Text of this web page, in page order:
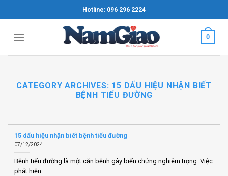
to
Hotline: 096 296 2224
0
CATEGORY ARCHIVES: 15 DẤU HIỆU NHẬN BIẾT
BỆNH TIỂU ĐƯỜNG
15 dấu hiệu nhận biết bệnh tiểu đường
07/12/2024
Bệnh tiểu đường là một căn bệnh gây biến chứng nghiêm trọng. Việc
phát hiện...